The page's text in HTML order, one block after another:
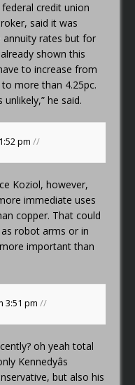
credit union
said it was
annuity rates but for
shown this
to increase from
more than 4.25pc.
he said.
pm//
Koziol, however,
immediate uses
copper. That could
robot arms or in
important than
3:51 pm//
oh yeah total
Kennedyâs
but also his